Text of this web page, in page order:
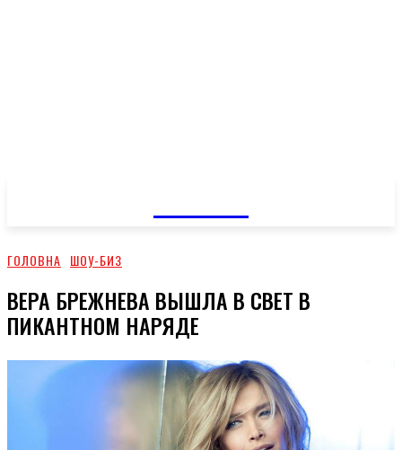
ГОЛОВНА ШОУ-БИЗ
ВЕРА БРЕЖНЕВА ВЫШЛА В СВЕТ В
ПИКАНТНОМ НАРЯДЕ